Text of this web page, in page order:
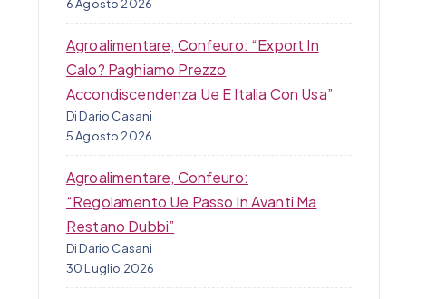
6 Agosto 2026
Agroalimentare, Confeuro: “Export In
Calo? Paghiamo Prezzo
Accondiscendenza Ue E Italia Con Usa”
Di Dario Casani
5 Agosto 2026
Agroalimentare, Confeuro:
“Regolamento Ue Passo In Avanti Ma
Restano Dubbi”
Di Dario Casani
30 Luglio 2026